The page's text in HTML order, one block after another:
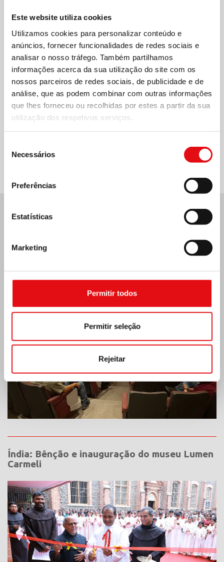
Este website utiliza cookies
Utilizamos cookies para personalizar conteúdo e
anúncios, fornecer funcionalidades de redes sociais e
analisar o nosso tráfego. Também partilhamos
informações acerca da sua utilização do site com os
nossos parceiros de redes sociais, de publicidade e de
análise, que as podem combinar com outras informações
que lhes forneceu ou recolhidas por estes a partir da sua
utilização dos respetivos serviços.
Necessários
Preferências
Estatísticas
Marketing
Permitir todos
Permitir seleção
Rejeitar
Índia: Bênção e inauguração do museu Lumen
Carmeli